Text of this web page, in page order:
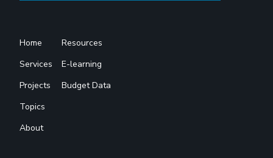
Home
Services
Projects
Topics
About
Resources
E-learning
Budget Data